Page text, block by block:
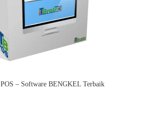
– Software BENGKEL Terbaik